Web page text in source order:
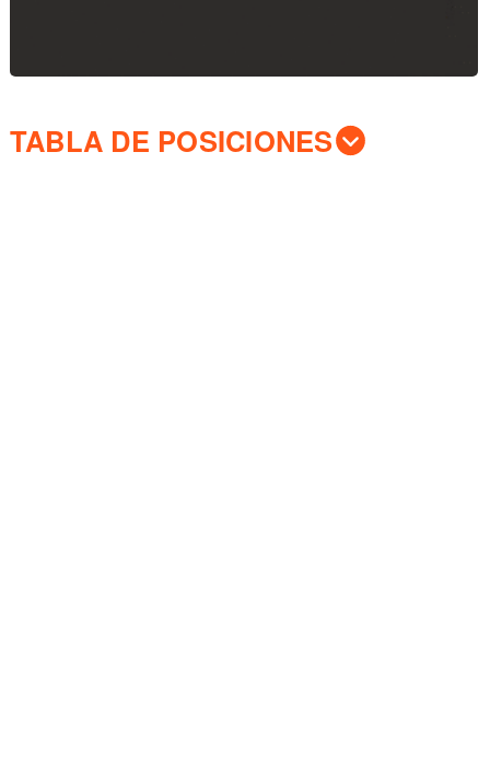
TABLA DE POSICIONES